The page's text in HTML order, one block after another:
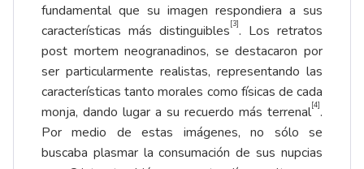
fundamental que su imagen respondiera a sus
características más distinguibles[3]. Los retratos
post mortem neogranadinos, se destacaron por
ser particularmente realistas, representando las
características tanto morales como físicas de cada
monja, dando lugar a su recuerdo más terrenal[4].
Por medio de estas imágenes, no sólo se
buscaba plasmar la consumación de sus nupcias